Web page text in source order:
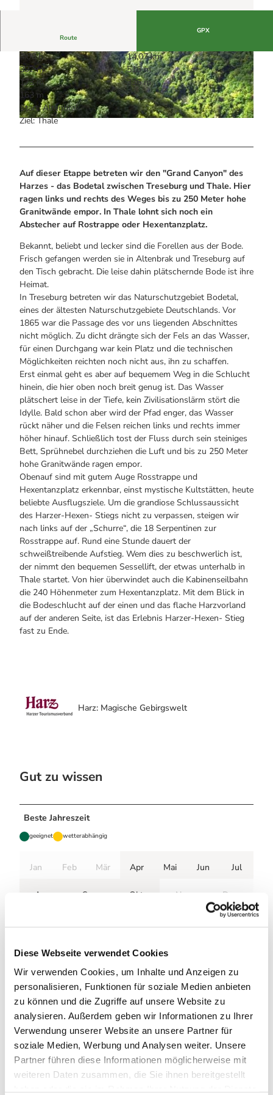
Diese Webseite verwendet Cookies
Wir verwenden Cookies, um Inhalte und Anzeigen zu
personalisieren, Funktionen für soziale Medien anbieten
zu können und die Zugriffe auf unsere Website zu
analysieren. Außerdem geben wir Informationen zu Ihrer
Verwendung unserer Website an unsere Partner für
soziale Medien, Werbung und Analysen weiter. Unsere
Partner führen diese Informationen möglicherweise mit
weiteren Daten zusammen, die Sie ihnen bereitgestellt
Wanderführer Jörg Kühnhold
Einkaufen
© Harzer Tourismusverband, Harz: Magische Gebirgswelt |
Route
GPX
4:00 h
14,07 km
392 m
516 m
173 m
336 m
163 m
Start: Altenbrak
Ziel: Thale
Auf dieser Etappe betreten wir den "Grand Canyon" des
Harzes - das Bodetal zwischen Treseburg und Thale. Hier
ragen links und rechts des Weges bis zu 250 Meter hohe
Granitwände empor. In Thale lohnt sich noch ein
Abstecher auf Rostrappe oder Hexentanzplatz.
Bekannt, beliebt und lecker sind die Forellen aus der Bode.
Frisch gefangen werden sie in Altenbrak und Treseburg auf
den Tisch gebracht. Die leise dahin plätschernde Bode ist ihre
Heimat.
In Treseburg betreten wir das Naturschutzgebiet Bodetal,
eines der ältesten Naturschutzgebiete Deutschlands. Vor
1865 war die Passage des vor uns liegenden Abschnittes
nicht möglich. Zu dicht drängte sich der Fels an das Wasser,
für einen Durchgang war kein Platz und die technischen
Möglichkeiten reichten noch nicht aus, ihn zu schaffen.
Erst einmal geht es aber auf bequemem Weg in die Schlucht
hinein, die hier oben noch breit genug ist. Das Wasser
plätschert leise in der Tiefe, kein Zivilisationslärm stört die
Idylle. Bald schon aber wird der Pfad enger, das Wasser
rückt näher und die Felsen reichen links und rechts immer
höher hinauf. Schließlich tost der Fluss durch sein steiniges
Bett, Sprühnebel durchziehen die Luft und bis zu 250 Meter
hohe Granitwände ragen empor.
Obenauf sind mit gutem Auge Rosstrappe und
Hexentanzplatz erkennbar, einst mystische Kultstätten, heute
beliebte Ausflugsziele. Um die grandiose Schlussaussicht
des Harzer-Hexen- Stiegs nicht zu verpassen, steigen wir
nach links auf der „Schurre“, die 18 Serpentinen zur
Rosstrappe auf. Rund eine Stunde dauert der
schweißtreibende Aufstieg. Wem dies zu beschwerlich ist,
der nimmt den bequemen Sessellift, der etwas unterhalb in
Thale startet. Von hier überwindet auch die Kabinenseilbahn
die 240 Höhenmeter zum Hexentanzplatz. Mit dem Blick in
die Bodeschlucht auf der einen und das flache Harzvorland
auf der anderen Seite, ist das Erlebnis Harzer-Hexen- Stieg
fast zu Ende.
Harz: Magische Gebirgswelt
Gut zu wissen
Beste Jahreszeit
geeignet wetterabhängig
Jan Feb Mär Apr Mai Jun Jul
Aug Sep Okt Nov Dez
Wegbeschreibung
Der Harzer-Hexen-Stieg verläuft auf dieser Etappe immer
Treseburg breit und sachte dahin fließt. Nach Treseburg
betreten wir den Gand Canyon des Harzes, hier wird der
Weg enger und steiler, die Bode wird zum rauschenden
Wildbach, bis sie sich kurz vor Thale wieder beruhigt und
auch den Harzer-Hexen-Stieg entlässt. Zum Start und Ziel
am Bahnhof ist es nun nicht mehr weit, und hoffentlich
reicht die Zeit noch für eine Einkehr in die Stadt im
„Sagenharz“.
Literatur